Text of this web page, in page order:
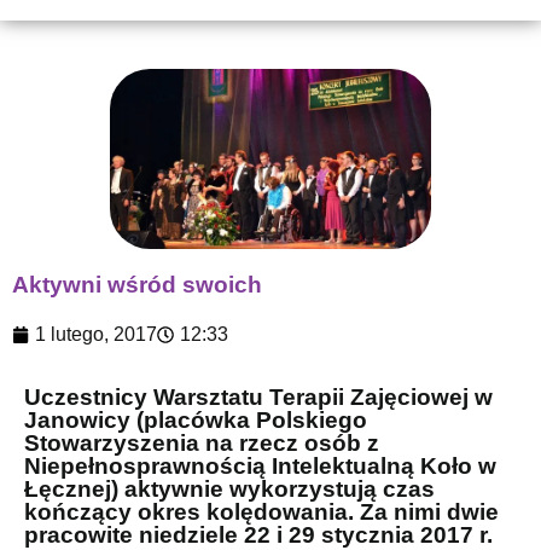
Aktywni wśród swoich
1 lutego, 2017 12:33
Uczestnicy Warsztatu Terapii Zajęciowej w
Janowicy (placówka Polskiego
Stowarzyszenia na rzecz osób z
Niepełnosprawnością Intelektualną Koło w
Łęcznej) aktywnie wykorzystują czas
kończący okres kolędowania. Za nimi dwie
pracowite niedziele 22 i 29 stycznia 2017 r.